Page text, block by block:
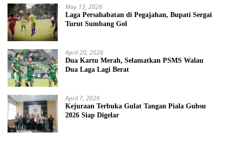
May 13, 2026
Laga Persahabatan di Pegajahan, Bupati Sergai
Turut Sumbang Gol
April 20, 2026
Dua Kartu Merah, Selamatkan PSMS Walau
Dua Laga Lagi Berat
April 7, 2026
Kejuraan Terbuka Gulat Tangan Piala Gubsu
2026 Siap Digelar